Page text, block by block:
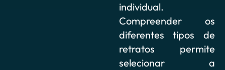
individual.
Compreender os
diferentes tipos de
retratos permite
selecionar a